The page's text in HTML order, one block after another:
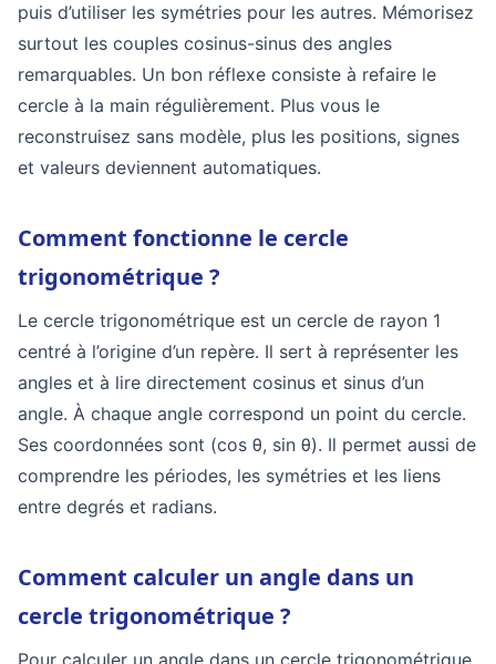
puis d’utiliser les symétries pour les autres. Mémorisez
surtout les couples cosinus-sinus des angles
remarquables. Un bon réflexe consiste à refaire le
cercle à la main régulièrement. Plus vous le
reconstruisez sans modèle, plus les positions, signes
et valeurs deviennent automatiques.
Comment fonctionne le cercle
trigonométrique ?
Le cercle trigonométrique est un cercle de rayon 1
centré à l’origine d’un repère. Il sert à représenter les
angles et à lire directement cosinus et sinus d’un
angle. À chaque angle correspond un point du cercle.
Ses coordonnées sont (cos θ, sin θ). Il permet aussi de
comprendre les périodes, les symétries et les liens
entre degrés et radians.
Comment calculer un angle dans un
cercle trigonométrique ?
Pour calculer un angle dans un cercle trigonométrique,